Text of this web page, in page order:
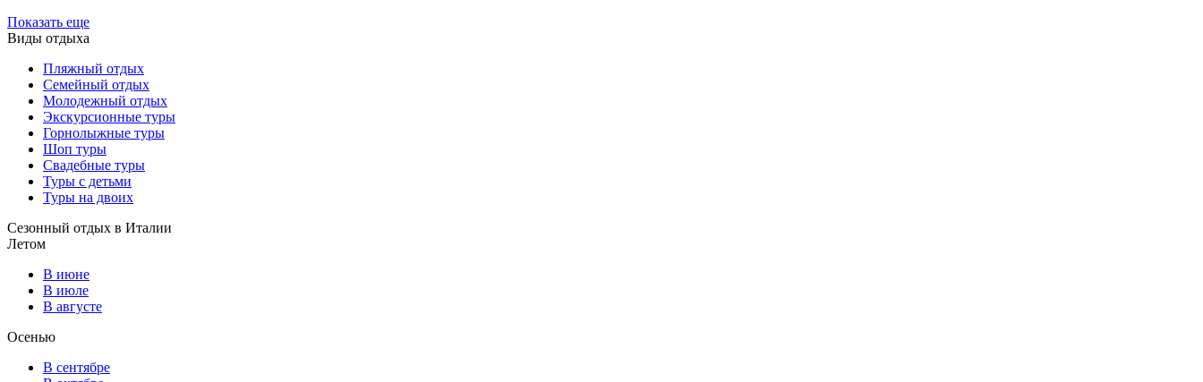
Показать еще
Виды отдыха
Пляжный отдых
Семейный отдых
Молодежный отдых
Экскурсионные туры
Горнолыжные туры
Шоп туры
Свадебные туры
Туры с детьми
Туры на двоих
Сезонный отдых в Италии
Летом
В июне
В июле
В августе
Осенью
В сентябре